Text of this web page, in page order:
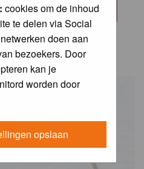
cookies om de inhoud
te delen via Social
doen aan
bezoekers. Door
kan je
worden door
opslaan